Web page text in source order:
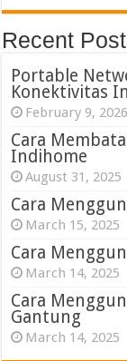
Recent
Portable
Konektivitas
February 9, 2026
Cara
Indihome
August 31, 2025
Cara
March 15, 2025
Cara
March 14, 2025
Cara
Gantung
March 14, 2025